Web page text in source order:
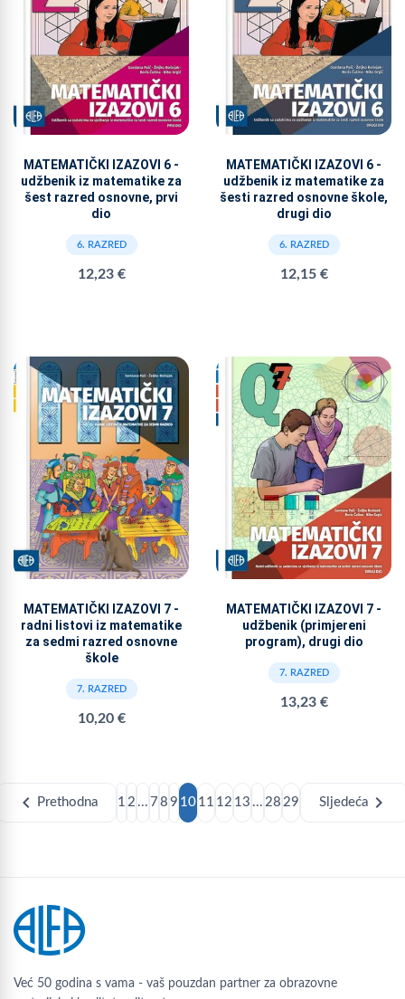
MATEMATIČKI IZAZOVI 6 -
udžbenik iz matematike za
šest razred osnovne, prvi
dio
6. RAZRED
12,23 €
MATEMATIČKI IZAZOVI 6 -
udžbenik iz matematike za
šesti razred osnovne škole,
drugi dio
6. RAZRED
12,15 €
MATEMATIČKI IZAZOVI 7 -
radni listovi iz matematike
za sedmi razred osnovne
škole
7. RAZRED
10,20 €
MATEMATIČKI IZAZOVI 7 -
udžbenik (primjereni
program), drugi dio
7. RAZRED
13,23 €
chevron_left Prethodna 1 2 ... 7 8 9 10 11 12 13 ... 28 29 Sljedeća chevron_right
Već 50 godina s vama - vaš pouzdan partner za obrazovne